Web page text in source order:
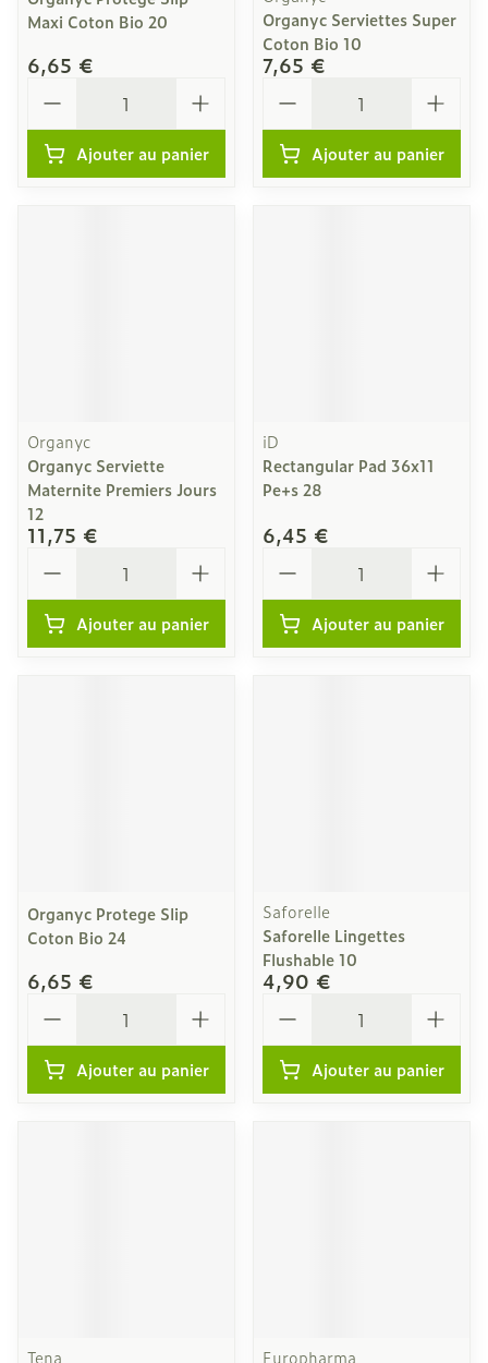
Maxi Coton Bio 20
6,65 €
Ajouter au panier
Organyc Serviettes Super
Coton Bio 10
7,65 €
Ajouter au panier
Organyc
Organyc Serviette
Maternite Premiers Jours
12
11,75 €
Ajouter au panier
iD
Rectangular Pad 36x11
Pe+s 28
6,45 €
Ajouter au panier
Organyc Protege Slip
Coton Bio 24
6,65 €
Ajouter au panier
Saforelle
Saforelle Lingettes
Flushable 10
4,90 €
Ajouter au panier
Tena Europharma